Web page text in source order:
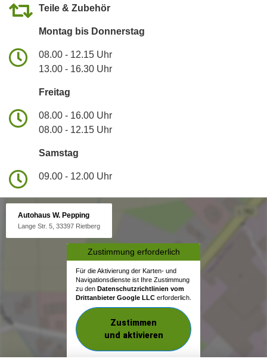
Teile & Zubehör
Montag bis Donnerstag
08.00 - 12.15 Uhr
13.00 - 16.30 Uhr
Freitag
08.00 - 16.00 Uhr
08.00 - 12.15 Uhr
Samstag
09.00 - 12.00 Uhr
Autohaus W. Pepping
Lange Str. 5, 33397 Rietberg
Zustimmung erforderlich
Für die Aktivierung der Karten- und
Navigationsdienste ist Ihre Zustimmung
zu den Datenschutzrichtlinien vom
Drittanbieter Google LLC erforderlich.
Zustimmen
und aktivieren